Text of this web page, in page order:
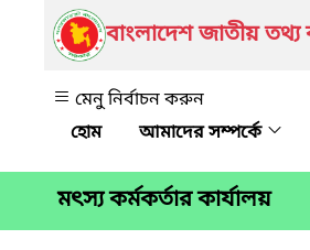
বাংলাদেশ জাতীয় তথ্য
মেনু নির্বাচন করুন
আমাদের সম্পর্কে
মৎস্য কর্মকর্তার কার্যালয়